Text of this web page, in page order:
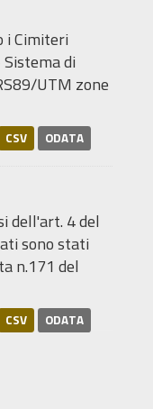
i Cimiteri
di
UTM zone
CSV ODATA
dell'art. 4 del
sono stati
n.171 del
CSV ODATA